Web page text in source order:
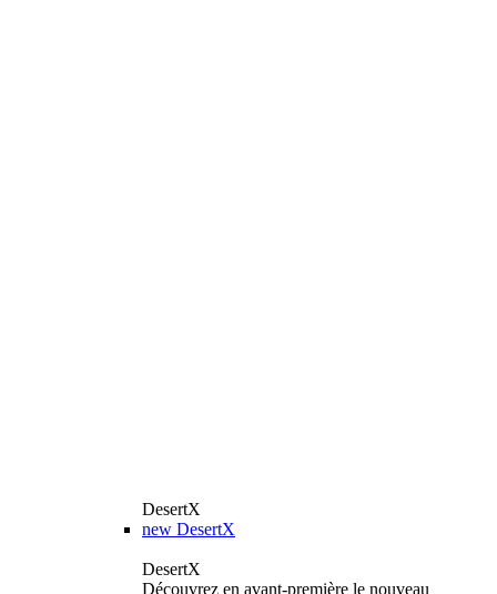
DesertX
new DesertX
DesertX
Découvrez en avant-première le nouveau